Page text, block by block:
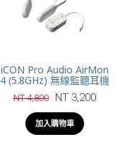
iCON Pro Audio AirMon
4 (5.8GHz) 無線監聽耳機
NT 4,800 NT 3,200
加入購物車